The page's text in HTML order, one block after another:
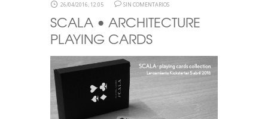
26/04/2016, 12:05 SIN COMENTARIOS
SCALA • ARCHITECTURE
PLAYING CARDS